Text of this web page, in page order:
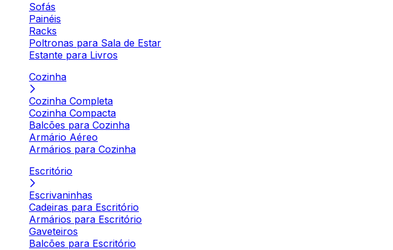
Sofás
Painéis
Racks
Poltronas para Sala de Estar
Estante para Livros
Cozinha
Cozinha Completa
Cozinha Compacta
Balcões para Cozinha
Armário Aéreo
Armários para Cozinha
Escritório
Escrivaninhas
Cadeiras para Escritório
Armários para Escritório
Gaveteiros
Balcões para Escritório